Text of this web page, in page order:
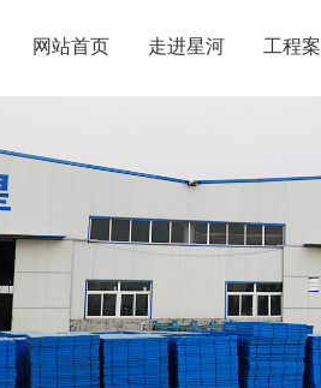
网站首页 走进星河 工程